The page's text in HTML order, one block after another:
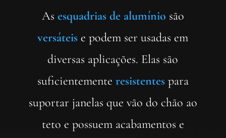
As esquadrias de alumínio são
versáteis e podem ser usadas em
diversas aplicações. Elas são
suficientemente resistentes para
suportar janelas que vão do chão ao
teto e possuem acabamentos e